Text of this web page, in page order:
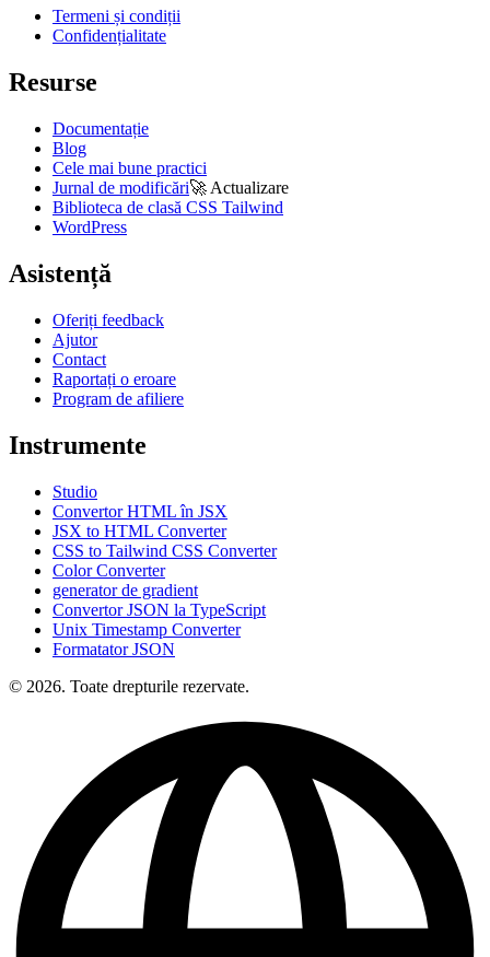
Termeni și condiții
Confidențialitate
Resurse
Documentație
Blog
Cele mai bune practici
Jurnal de modificări🚀 Actualizare
Biblioteca de clasă CSS Tailwind
WordPress
Asistență
Oferiți feedback
Ajutor
Contact
Raportați o eroare
Program de afiliere
Instrumente
Studio
Convertor HTML în JSX
JSX to HTML Converter
CSS to Tailwind CSS Converter
Color Converter
generator de gradient
Convertor JSON la TypeScript
Unix Timestamp Converter
Formatator JSON
© 2026. Toate drepturile rezervate.